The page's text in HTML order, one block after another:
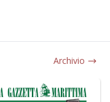
Archivio